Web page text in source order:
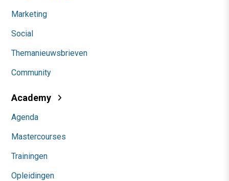
Marketing
Social
Themanieuwsbrieven
Community
Academy
Agenda
Mastercourses
Trainingen
Opleidingen